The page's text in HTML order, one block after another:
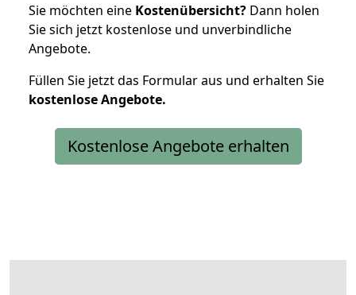
Sie möchten eine Kostenübersicht? Dann holen
Sie sich jetzt kostenlose und unverbindliche
Angebote.
Füllen Sie jetzt das Formular aus und erhalten Sie
kostenloseAngebote.
Kostenlose Angebote erhalten